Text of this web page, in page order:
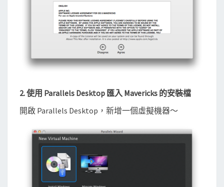
2. 使用 Parallels Desktop 匯入 Mavericks 的安裝檔
開啟 Parallels Desktop，新增一個虛擬機器～